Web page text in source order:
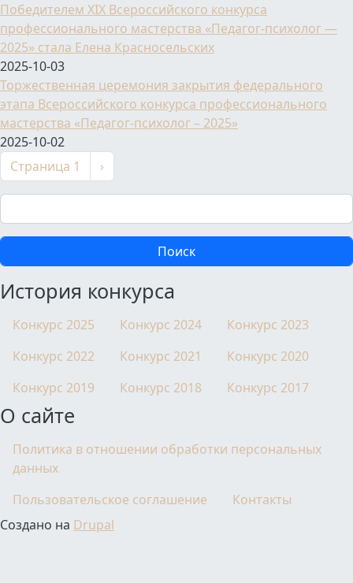
Победителем XIX Всероссийского конкурса
профессионального мастерства «Педагог-психолог —
2025» стала Елена Красносельских
2025-10-03
Торжественная церемония закрытия федерального
этапа Всероссийского конкурса профессионального
мастерства «Педагог-психолог – 2025»
2025-10-02
Нумерация страниц
Страница 1 Следующая страница
›
Поиск
История конкурса
Конкурс 2025 Конкурс 2024
Конкурс 2023
Конкурс 2022
Конкурс 2021
Конкурс 2020
Конкурс 2019
Конкурс 2018 Конкурс 2017
О сайте
Политика в отношении обработки персональных
данных
Пользовательское соглашение
Контакты
Создано на Drupal